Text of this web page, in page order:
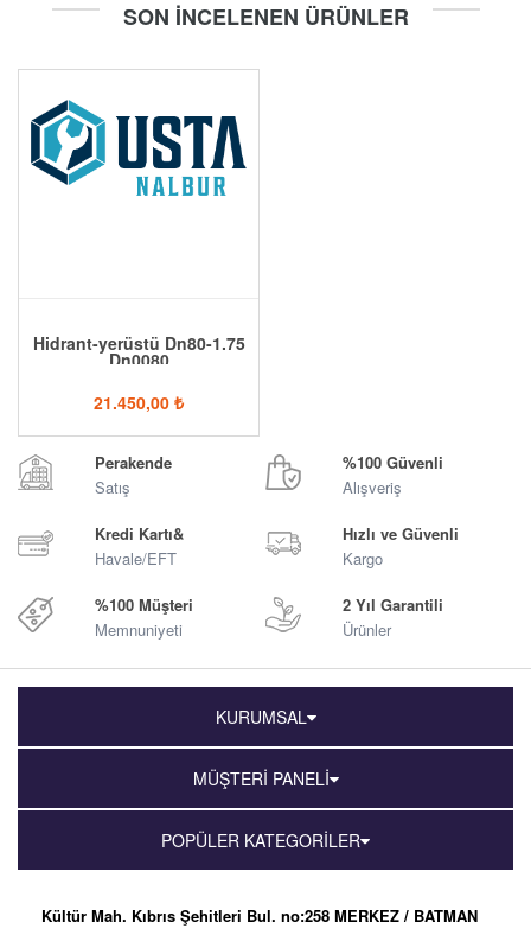
SON İNCELENEN ÜRÜNLER
Hidrant-yerüstü Dn80-1.75
Dn0080
21.450,00 ₺
Perakende
Satış
%100 Güvenli
Alışveriş
Kredi Kartı&
Havale/EFT
Hızlı ve Güvenli
Kargo
%100 Müşteri
Memnuniyeti
2 Yıl Garantili
Ürünler
KURUMSAL
MÜŞTERİ PANELİ
POPÜLER KATEGORİLER
Kültür Mah. Kıbrıs Şehitleri Bul. no:258 MERKEZ / BATMAN